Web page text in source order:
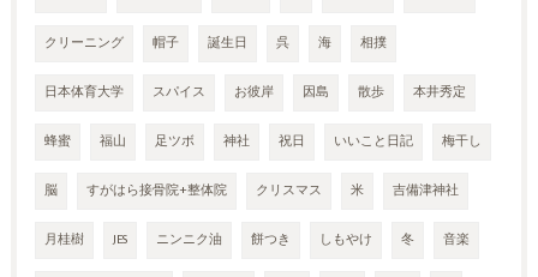
クリーニング 帽子 誕生日 呉 海 相撲
日本体育大学 スパイス お彼岸 因島 散歩 本井秀定
蜂蜜 福山 足ツボ 神社 祝日 いいこと日記 梅干し
脳 すがはら接骨院+整体院 クリスマス 米 吉備津神社
月桂樹 JES ニンニク油 餅つき しもやけ 冬 音楽